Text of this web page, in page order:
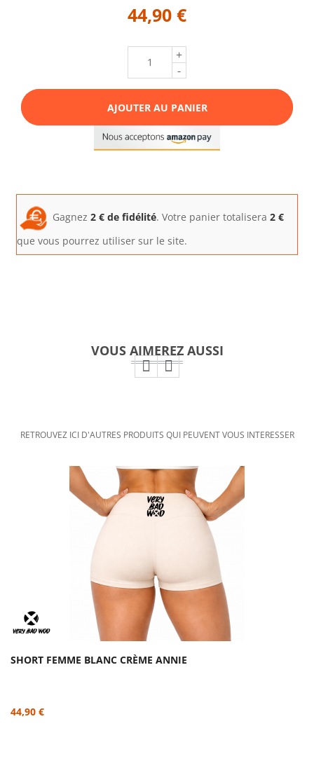
44,90 €
+
-
AJOUTER AU PANIER
Gagnez 2 € de fidélité. Votre panier totalisera 2 €
que vous pourrez utiliser sur le site.
VOUS AIMEREZ AUSSI
RETROUVEZ ICI D'AUTRES PRODUITS QUI PEUVENT VOUS INTERESSER
SHORT FEMME BLANC CRÈME ANNIE
44,90 €